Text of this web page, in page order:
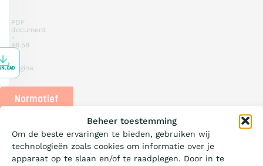
Beheer toestemming
Om de beste ervaringen te bieden, gebruiken wij
technologieën zoals cookies om informatie over je
apparaat op te slaan en/of te raadplegen. Door in te
PDF
document
46.58
KB
pagina
Normatief
Versie
3.1
Wat is de Ladder?
Certificeren